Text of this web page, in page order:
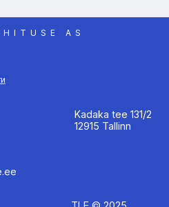
AS
Kadaka tee 131/2
12915 Tallinn